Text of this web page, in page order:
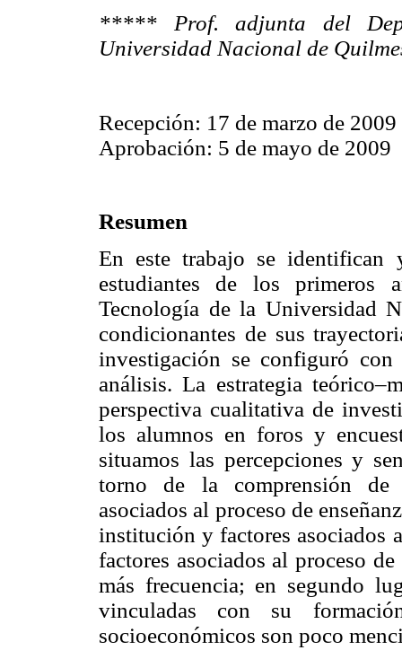
***** Prof. adjunta del
Universidad Nacional de
Recepción: 17 de marzo de 2009
Aprobación: 5 de mayo de 2009
Resumen
En este trabajo se
estudiantes de los
Tecnología de la Universidad
condicionantes de sus
investigación se configuró
análisis. La estrategia
perspectiva cualitativa de
los alumnos en foros y
situamos las percepciones y
torno de la comprensión de
asociados al proceso de
institución y factores asociados
factores asociados al proceso
más frecuencia; en segundo
vinculadas con su
socioeconómicos son poco